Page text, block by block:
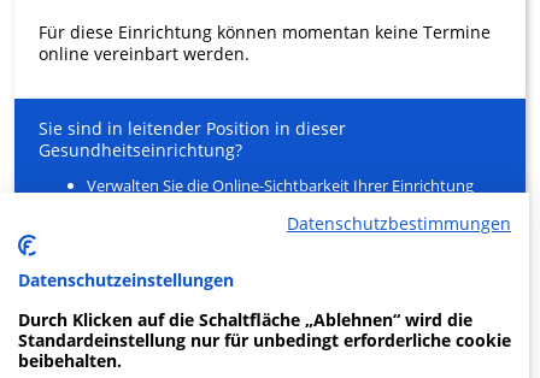
Für diese Einrichtung können momentan keine Termine
online vereinbart werden.
Sie sind in leitender Position in dieser
Gesundheitseinrichtung?
Verwalten Sie die Online-Sichtbarkeit Ihrer Einrichtung
MEHR ERFAHREN
Datenschutzbestimmungen
Datenschutzeinstellungen
Durch Klicken auf die Schaltfläche „Ablehnen“ wird die
Standardeinstellung nur für unbedingt erforderliche cookie
beibehalten.